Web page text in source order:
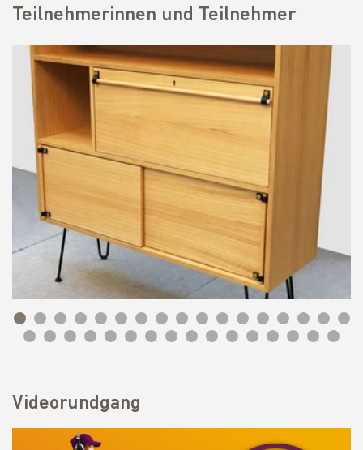
Teilnehmerinnen und Teilnehmer
Videorundgang